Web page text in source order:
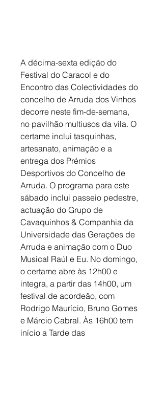
A décima-sexta edição do
Festival do Caracol e do
Encontro das Colectividades do
concelho de Arruda dos Vinhos
decorre neste fim-de-semana,
no pavilhão multiusos da vila. O
certame inclui tasquinhas,
artesanato, animação e a
entrega dos Prémios
Desportivos do Concelho de
Arruda. O programa para este
sábado inclui passeio pedestre,
actuação do Grupo de
Cavaquinhos & Companhia da
Universidade das Gerações de
Arruda e animação com o Duo
Musical Raúl e Eu. No domingo,
o certame abre às 12h00 e
integra, a partir das 14h00, um
festival de acordeão, com
Rodrigo Maurício, Bruno Gomes
e Márcio Cabral. Às 16h00 tem
início a Tarde das